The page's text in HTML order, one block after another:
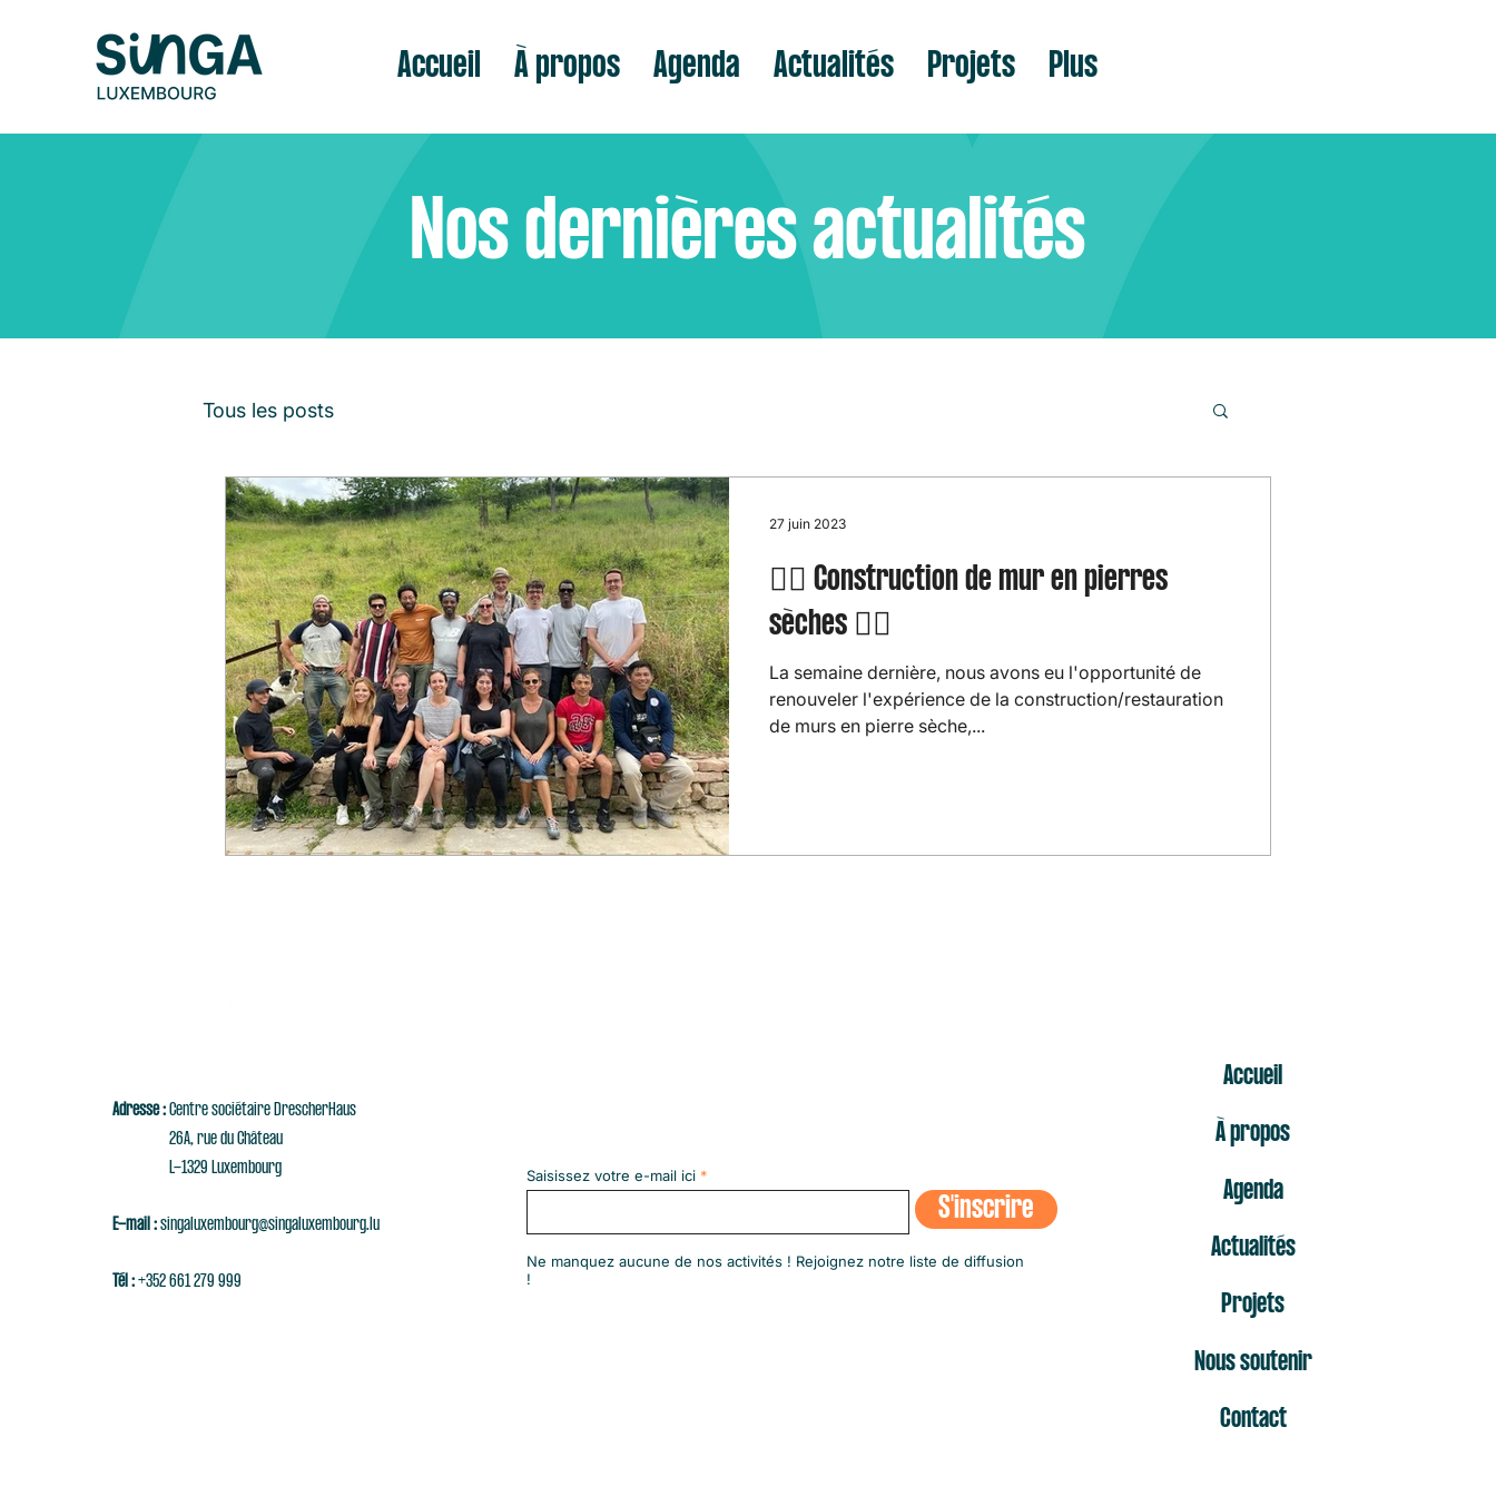
Accueil À propos Agenda Actualités Projets Plus
Nos dernières actualités
Tous les posts
👷‍♂️ Construction de mur en pierres
sèches 👷‍♀️
La semaine dernière, nous avons eu l'opportunité de
renouveler l'expérience de la construction/restauration
de murs en pierre sèche,...
27 juin 2023
Adresse :Centre sociétaire DrescherHaus
26A, rue du Château
L-1329 Luxembourg
E-mail :singaluxembourg@singaluxembourg.lu
Tél :+352 661 279 999
Saisissez votre e-mail ici
S'inscrire
​Ne manquez aucune de nos activités ! Rejoignez notre liste de diffusion
!
Accueil
À propos
Agenda
Actualités
Projets
Nous soutenir
Contact